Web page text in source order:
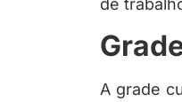
de
A grade